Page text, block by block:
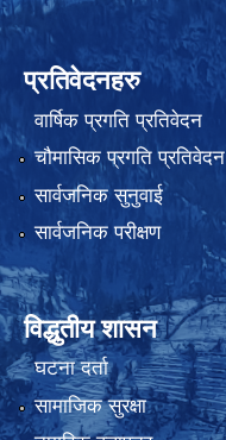
प्रतिवेदनहरु
वार्षिक प्रगति प्रतिवेदन
चौमासिक प्रगति प्रतिवेदन
सार्वजनिक सुनुवाई
सार्वजनिक परीक्षण
विद्धुतीय शासन
घटना दर्ता
सामाजिक सुरक्षा